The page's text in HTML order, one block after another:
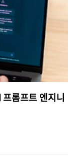
롬프트 엔지니